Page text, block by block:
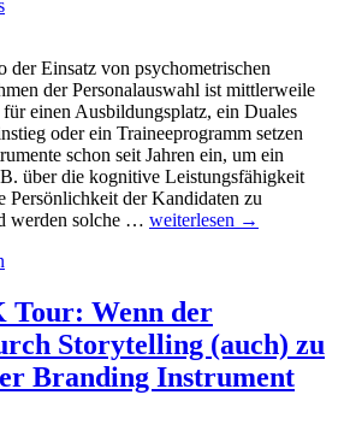
der Einsatz von psychometrischen
der Personalauswahl ist mittlerweile
einen Ausbildungsplatz, ein Duales
oder ein Traineeprogramm setzen
schon seit Jahren ein, um ein
über die kognitive Leistungsfähigkeit
Persönlichkeit der Kandidaten zu
werden solche … Kann
Online-
Einstellungstest
üben?
Ja,
man
weiterlesen →
Tour: Wenn der
Storytelling (auch) zu
Branding Instrument